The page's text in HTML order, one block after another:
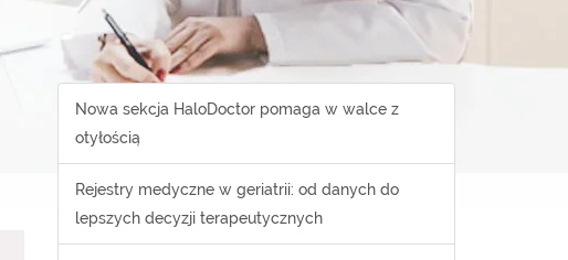
Nowa sekcja HaloDoctor pomaga w walce z
otyłością
Rejestry medyczne w geriatrii: od danych do
lepszych decyzji terapeutycznych